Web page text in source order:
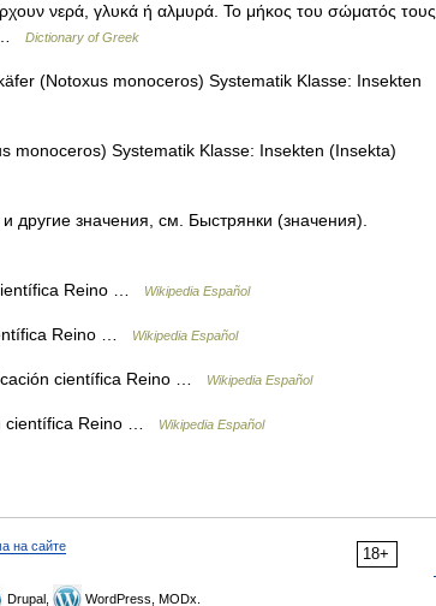
νερά, γλυκά ή αλμυρά. Το μήκος του σώματός τους
…
Dictionary of Greek
(Notoxus monoceros) Systematik Klasse: Insekten
Systematik Klasse: Insekten (Insekta)
другие значения, см. Быстрянки (значения).
Reino … Wikipedia Español
Reino … Wikipedia Español
científica Reino … Wikipedia Español
científica Reino … Wikipedia Español
18+
на сайте
Drupal, WordPress, MODx.